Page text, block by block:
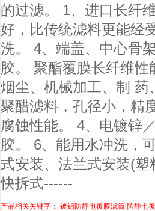
的过滤。 1、进口长纤
好，比传统滤料更能经
洗。 4、端盖、中心骨
胶。 聚酯覆膜长纤维
烟尘、机械加工、制
聚醋滤料，孔径小，精
腐蚀性能。 4、电镀锌
胶。 6、能用水冲洗，
式安装、法兰式安装(
快拆式------
产品相关关键字： 镀铝防静电覆膜滤筒 防静电